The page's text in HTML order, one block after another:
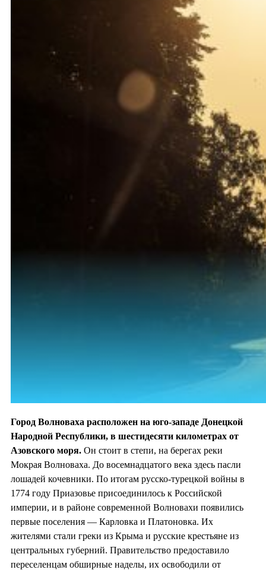
Город Волноваха расположен на юго-западе Донецкой
Народной Республики, в шестидесяти километрах от
Азовского моря. Он стоит в степи, на берегах реки
Мокрая Волноваха. До восемнадцатого века здесь пасли
лошадей кочевники. По итогам русско-турецкой войны в
1774 году Приазовье присоединилось к Российской
империи, и в районе современной Волновахи появились
первые поселения — Карловка и Платоновка. Их
жителями стали греки из Крыма и русские крестьяне из
центральных губерний. Правительство предоставило
переселенцам обширные наделы, их освободили от